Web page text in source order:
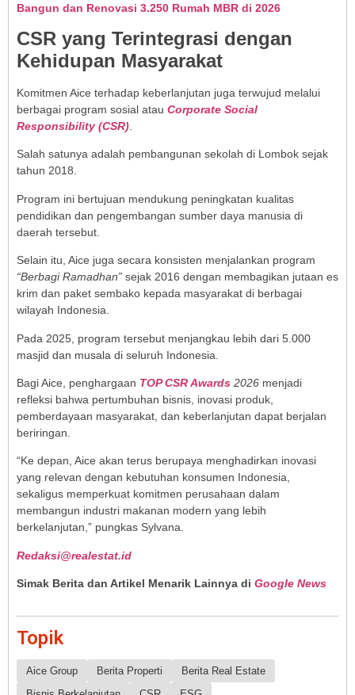
Bangun dan Renovasi 3.250 Rumah MBR di 2026
CSR yang Terintegrasi dengan
Kehidupan Masyarakat
Komitmen Aice terhadap keberlanjutan juga terwujud melalui
berbagai program sosial atau Corporate Social
Responsibility (CSR)
Salah satunya adalah pembangunan sekolah di Lombok sejak
tahun 2018.
Program ini bertujuan mendukung peningkatan kualitas
pendidikan dan pengembangan sumber daya manusia di
daerah tersebut.
Selain itu, Aice juga secara konsisten menjalankan program
“Berbagi Ramadhan” sejak 2016 dengan membagikan jutaan es
krim dan paket sembako kepada masyarakat di berbagai
wilayah Indonesia.
Pada 2025, program tersebut menjangkau lebih dari 5.000
masjid dan musala di seluruh Indonesia.
Bagi Aice, penghargaan TOP CSR Awards 2026 menjadi
refleksi bahwa pertumbuhan bisnis, inovasi produk,
pemberdayaan masyarakat, dan keberlanjutan dapat berjalan
beriringan.
“Ke depan, Aice akan terus berupaya menghadirkan inovasi
yang relevan dengan kebutuhan konsumen Indonesia,
sekaligus memperkuat komitmen perusahaan dalam
membangun industri makanan modern yang lebih
berkelanjutan,” pungkas Sylvana.
Redaksi@realestat.id
Simak Berita dan Artikel Menarik Lainnya di Google News
Topik
Aice Group Berita Properti
Berita Real Estate